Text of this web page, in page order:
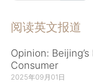
阅读英文报道
Opinion:
Consumer
2025年09月01日